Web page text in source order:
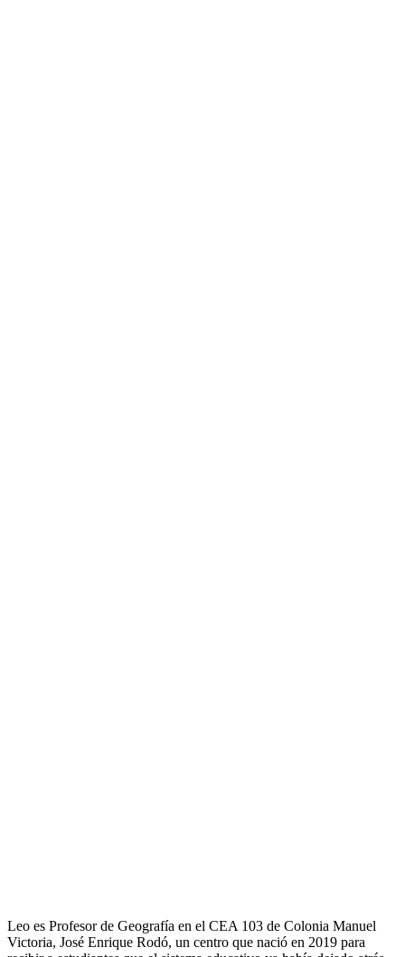
Leo es Profesor de Geografía en el CEA 103 de Colonia Manuel
Victoria, José Enrique Rodó, un centro que nació en 2019 para